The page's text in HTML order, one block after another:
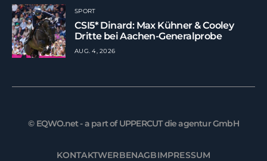
SPORT
CSI5* Dinard: Max Kühner & Cooley
Dritte bei Aachen-Generalprobe
AUG. 4, 2026
© EQWO.net - a part of UPPERCUT die agentur GmbH
KONTAKTWERBENAGBIMPRESSUM